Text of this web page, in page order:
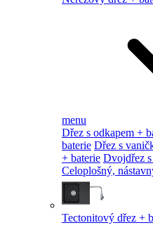
menu
Dřez s odkapem +
baterie Dřez s
+ baterie Dvojdřez
Celoplošný,
Tectonitový dřez +